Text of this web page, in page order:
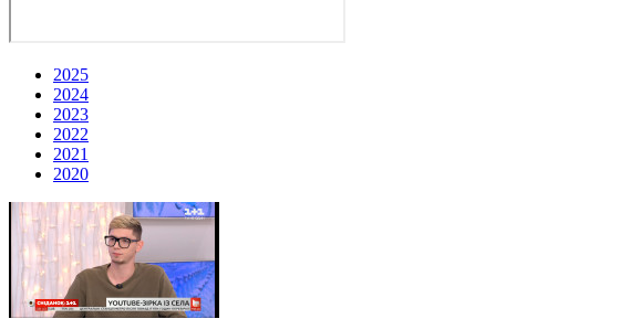
2025
2024
2023
2022
2021
2020